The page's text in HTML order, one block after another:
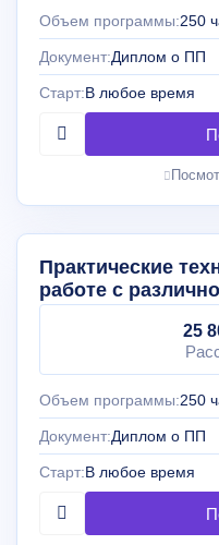
Объем программы:250
Документ:Диплом о ПП
Старт:В любое время
Практические
работе с
25
Объем программы:250
Документ:Диплом о ПП
Старт:В любое время